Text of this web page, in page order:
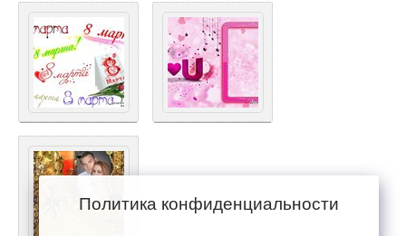
Политика конфиденциальности